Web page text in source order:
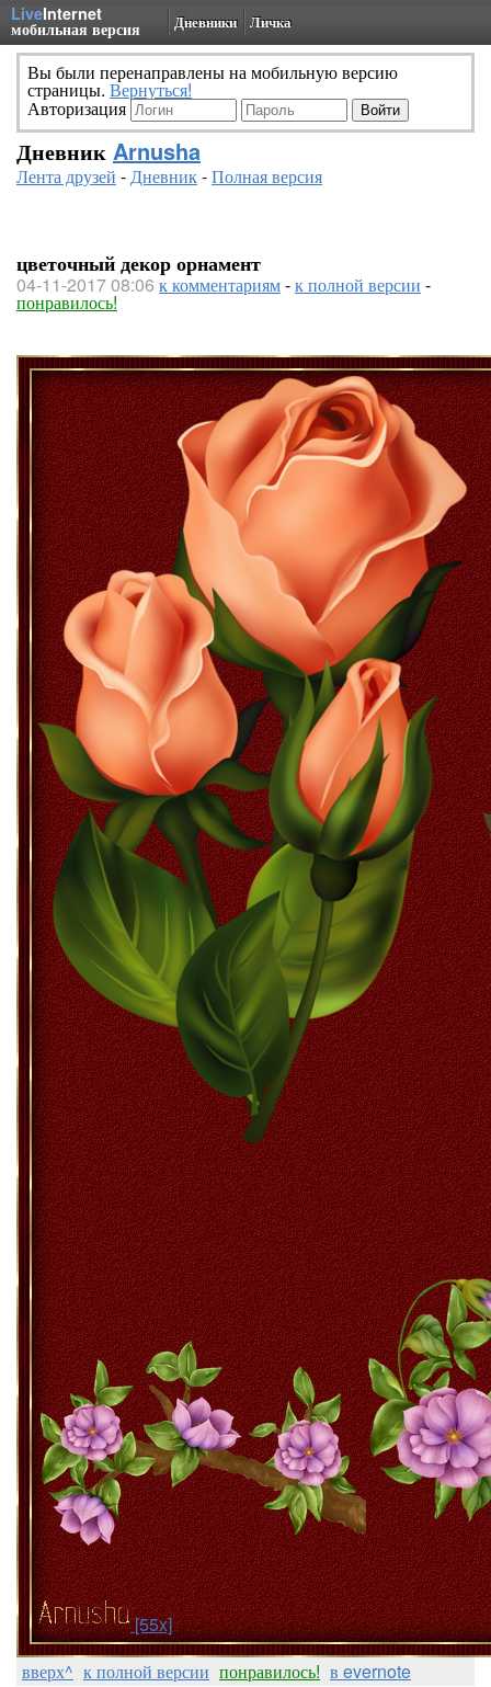
LiveInternet
мобильная версия Дневники Личка
Вы были перенаправлены на мобильную версию
страницы. Вернуться!
Авторизация
Дневник Arnusha
Лента друзей -Дневник-Полная версия
цветочный декор орнамент
04-11-2017 08:06 к комментариям-к полной версии -
понравилось!
[55x]
вверх^ к полной версии понравилось! в evernote